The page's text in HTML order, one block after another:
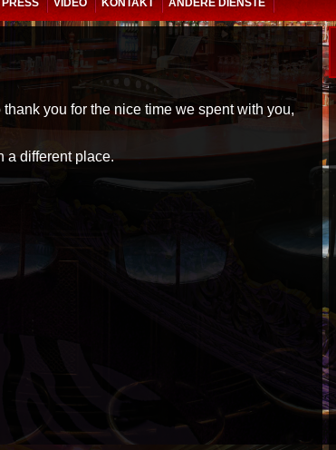
PRESS VIDEO KONTAKT ANDERE DIENSTE
you for the nice time we spent with you,
a different place.